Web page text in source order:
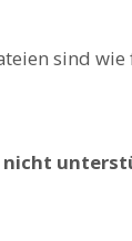
sind wie